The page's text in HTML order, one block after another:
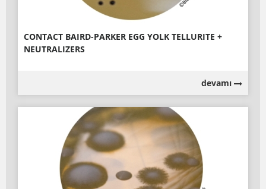
CONTACT BAIRD-PARKER EGG YOLK TELLURITE +
NEUTRALIZERS
devamı